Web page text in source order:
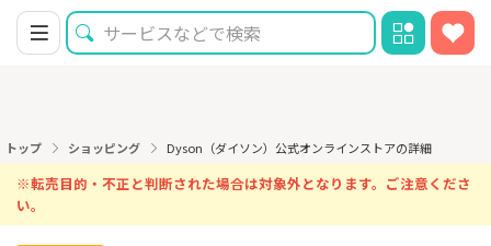
トップ ショッピング Dyson（ダイソン）公式オンラインストアの詳細
※転売目的・不正と判断された場合は対象外となります。ご注意くださ
い。